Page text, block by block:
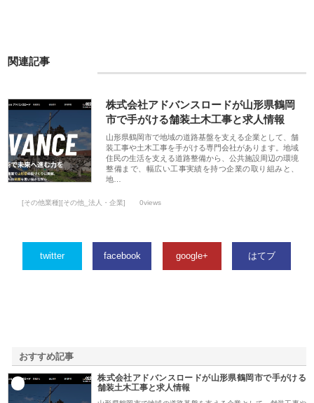
関連記事
株式会社アドバンスロードが山形県鶴岡
市で手がける舗装土木工事と求人情報
山形県鶴岡市で地域の道路基盤を支える企業として、舗
装工事や土木工事を手がける専門会社があります。地域
住民の生活を支える道路整備から、公共施設周辺の環境
整備まで、幅広い工事実績を持つ企業の取り組みと、
地…
[その他業種][その他_法人・企業] 0views
twitter facebook google+ はてブ
おすすめ記事
株式会社アドバンスロードが山形県鶴岡市で手がける
舗装土木工事と求人情報